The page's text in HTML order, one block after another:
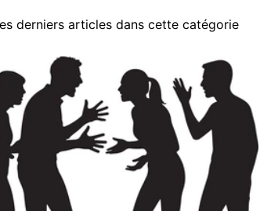
derniers articles dans cette catégorie